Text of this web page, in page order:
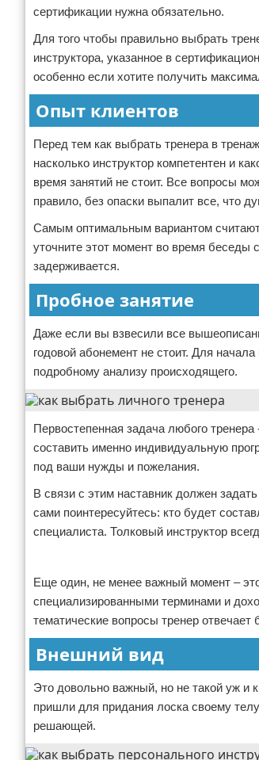
сертификации нужна обязательно.
Для того чтобы правильно выбрать
инструктора, указанное в
особенно если хотите получить
Опыт клиентов
Перед тем как выбрать тренера в
насколько инструктор компетентен и
время занятий не стоит. Все вопросы
правило, без опаски выпалит все, что
Самым оптимальным вариантом
уточните этот момент во время беседы
задерживается.
Пробное занятие
Даже если вы взвесили все
годовой абонемент не стоит. Для
подробному анализу происходящего.
Первостепенная задача любого
составить именно индивидуальную
под ваши нужды и пожелания.
В связи с этим наставник должен
сами поинтересуйтесь: кто будет
специалиста. Толковый инструктор
Еще один, не менее важный момент –
специализированными терминами и
тематические вопросы тренер отвечает
Внешний вид
Это довольно важный, но не такой уж и
пришли для придания лоска своему
решающей.